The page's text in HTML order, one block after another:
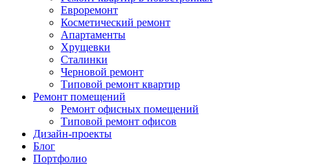
Евроремонт
Косметический ремонт
Апартаменты
Хрущевки
Сталинки
Черновой ремонт
Типовой ремонт квартир
Ремонт помещений
Ремонт офисных помещений
Типовой ремонт офисов
Дизайн-проекты
Блог
Портфолио